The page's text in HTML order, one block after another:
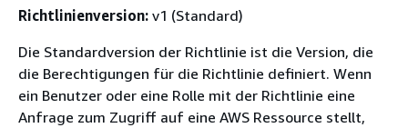
Richtlinienversion: v1 (Standard)
Die Standardversion der Richtlinie ist die Version, die
die Berechtigungen für die Richtlinie definiert. Wenn
ein Benutzer oder eine Rolle mit der Richtlinie eine
Anfrage zum Zugriff auf eine AWS Ressource stellt,